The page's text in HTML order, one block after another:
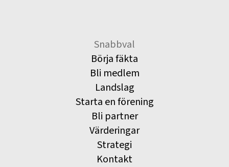
Snabbval
Börja fäkta
Bli medlem
Landslag
Starta en förening
Bli partner
Värderingar
Strategi
Kontakt